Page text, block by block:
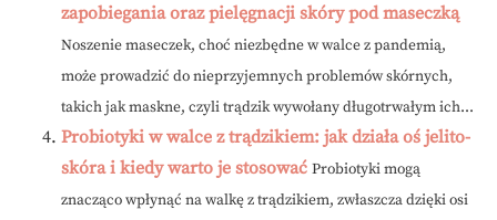
zapobiegania oraz pielęgnacji skóry pod maseczką
Noszenie maseczek, choć niezbędne w walce z pandemią,
może prowadzić do nieprzyjemnych problemów skórnych,
takich jak maskne, czyli trądzik wywołany długotrwałym ich...
Probiotyki w walce z trądzikiem: jak działa oś jelito-
skóra i kiedy warto je stosować Probiotyki mogą
znacząco wpłynąć na walkę z trądzikiem, zwłaszcza dzięki osi